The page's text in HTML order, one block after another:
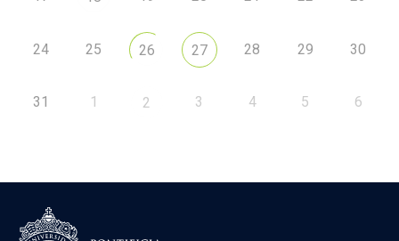
24 25 26 27 28 29 30
31 1 2 3 4 5 6